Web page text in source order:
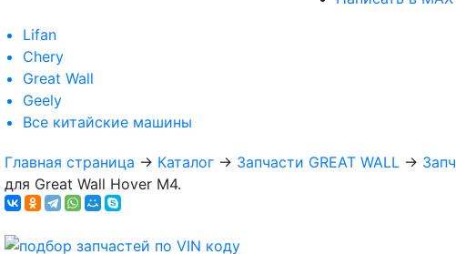
Lifan
Chery
Great Wall
Geely
Все китайские машины
Главная страница → Каталог → Запчасти GREAT WALL →
для Great Wall Hover M4.